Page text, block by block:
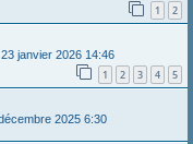
1 2
janvier 2026 14:46
1 2 3 4 5
2025 6:30